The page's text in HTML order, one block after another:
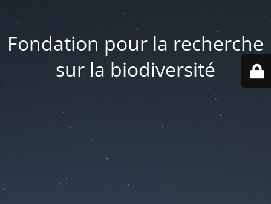
Fondation pour la recherche
sur la biodiversité